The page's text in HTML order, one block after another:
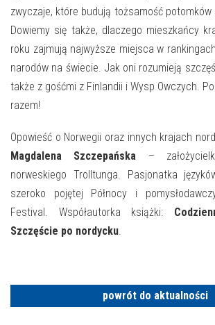
FOTO
E-INFORMATOR
O NAS
zwyczaje, które budują tożsamość potomków
Dowiemy się także, dlaczego mieszkańcy
roku zajmują najwyższe miejsca w
narodów na świecie. Jak oni rozumieją
także z gośćmi z Finlandii i Wysp Owczych.
razem!
Opowieść o Norwegii oraz innych krajach
Magdalena Szczepańska –
norweskiego Trolltunga. Pasjonatka
szeroko pojętej Północy i
Festival. Współautorka książki:
Szczęście po nordycku.
powrót do aktualności